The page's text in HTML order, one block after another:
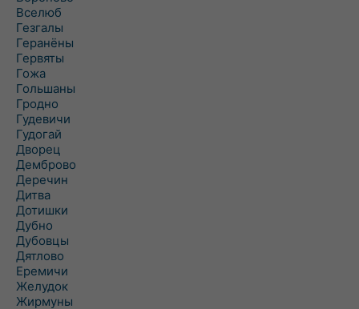
Вселюб
Гезгалы
Геранёны
Гервяты
Гожа
Гольшаны
Гродно
Гудевичи
Гудогай
Дворец
Демброво
Деречин
Дитва
Дотишки
Дубно
Дубовцы
Дятлово
Еремичи
Желудок
Жирмуны